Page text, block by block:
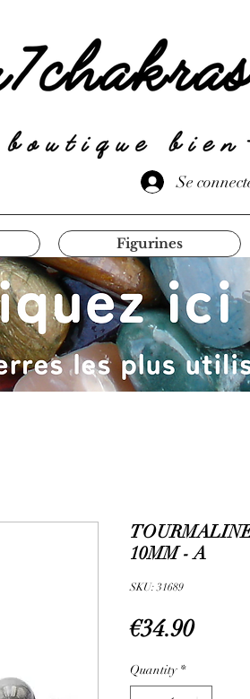
Se
Figurines
10MM - A
SKU: 31689
€34.90Price
Quantity *